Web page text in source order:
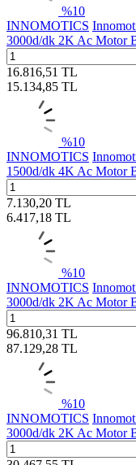
%10
INNOMOTICS
3000d/dk 2K Ac Motor
16.816,51 TL
15.134,85 TL
%10
INNOMOTICS
1500d/dk 4K Ac Motor
7.130,20 TL
6.417,18 TL
%10
INNOMOTICS
3000d/dk 2K Ac Motor
96.810,31 TL
87.129,28 TL
%10
INNOMOTICS
3000d/dk 2K Ac Motor